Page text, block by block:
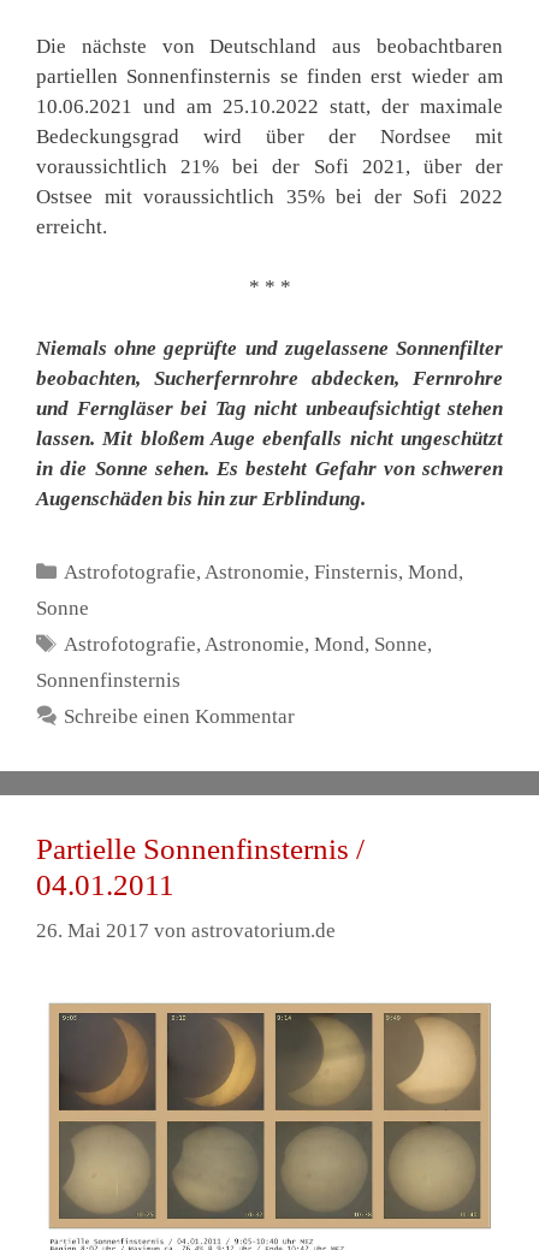
Die nächste von Deutschland aus beobachtbaren
partiellen Sonnenfinsternis se finden erst wieder am
10.06.2021 und am 25.10.2022 statt, der maximale
Bedeckungsgrad wird über der Nordsee mit
voraussichtlich 21% bei der Sofi 2021, über der
Ostsee mit voraussichtlich 35% bei der Sofi 2022
erreicht.
* * *
Niemals ohne geprüfte und zugelassene Sonnenfilter
beobachten, Sucherfernrohre abdecken, Fernrohre
und Ferngläser bei Tag nicht unbeaufsichtigt stehen
lassen. Mit bloßem Auge ebenfalls nicht ungeschützt
in die Sonne sehen. Es besteht Gefahr von schweren
Augenschäden bis hin zur Erblindung.
Kategorien
Astrofotografie, Astronomie,Finsternis,Mond,
Sonne
Schlagwörter
Astrofotografie, Astronomie,Mond, Sonne,
Sonnenfinsternis
Schreibe einen Kommentar
Partielle Sonnenfinsternis /
04.01.2011
26. Mai 2017 von astrovatorium.de